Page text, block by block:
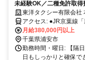
未経験OK／二種免許取
東洋タクシー有限会社
アクセス: ●JR京葉線「新浦安駅」より徒歩約13分 ●JR京葉線「塩浜
駅」より徒歩15分 ●JR
月給380,000円以上
千葉県浦安市
勤務時間・曜日: 【隔
日もしっかりと確保で